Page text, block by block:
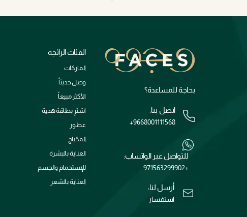
بحاجة للمساعدة؟
اتصل بنا:
+9668001111568
للتواصل عبر الواتساب:
+971563299902
أرسل لنا:
استفسار
الفئات الرائجة
الماركات
وصل حديثاً
الأكثر مبيعاً
اشترِ بطاقة هدية
عطور
المكياج
العناية بالبشرة
للإستحمام والجسم
العناية بالشعر